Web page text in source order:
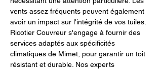
vents assez fréquents peuvent également
avoir un impact sur l'intégrité de vos tuiles.
Ricotier Couvreur s'engage à fournir des
services adaptés aux spécificités
climatiques de Mimet, pour garantir un toit
résistant et durable. Nos experts